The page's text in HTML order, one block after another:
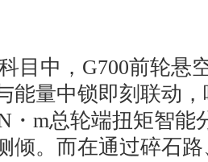
目中，G700前轮悬
能量中锁即刻联动
・m总轮端扭矩智能
倾。而在通过碎石